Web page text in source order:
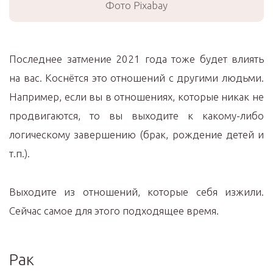
Фото Pixabay
Последнее затмение 2021 года тоже будет влиять
на вас. Коснётся это отношений с другими людьми.
Например, если вы в отношениях, которые никак не
продвигаются, то вы выходите к какому-либо
логическому завершению (брак, рождение детей и
т.п.).
Выходите из отношений, которые себя изжили.
Сейчас самое для этого подходящее время.
Рак